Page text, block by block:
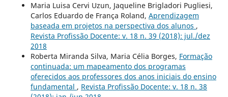
Maria Luisa Cervi Uzun, Jaqueline Brigladori Pugliesi,
Carlos Eduardo de França Roland, Aprendizagem
baseada em projetos na perspectiva dos alunos ,
Revista Profissão Docente: v. 18 n. 39 (2018): jul./dez
2018
Roberta Miranda Silva, Maria Célia Borges, Formação
continuada: um mapeamento dos programas
oferecidos aos professores dos anos iniciais do ensino
fundamental , Revista Profissão Docente: v. 18 n. 38